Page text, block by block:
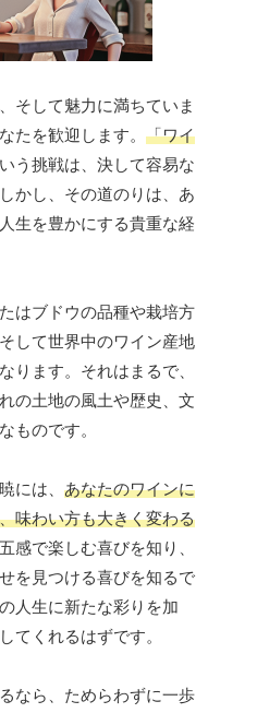
そして魅力に満ちていま
たを歓迎します。 「ワイ
う挑戦は、決して容易な
かし、その道のりは、あ
生を豊かにする貴重な経
はブドウの品種や栽培方
して世界中のワイン産地
ります。それはまるで、
の土地の風土や歴史、文
ものです。
には、 あなたのワインに
味わい方も大きく変わる
感で楽しむ喜びを知り、
を見つける喜びを知るで
人生に新たな彩りを加
てくれるはずです。
なら、ためらわずに一歩